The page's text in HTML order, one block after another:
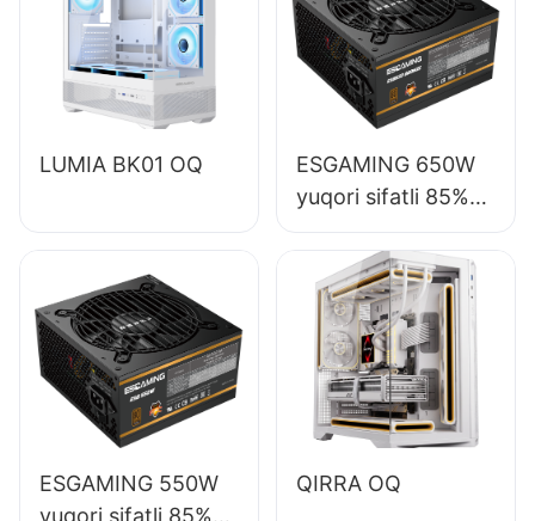
LUMIA BK01 OQ
ESGAMING 650W
yuqori sifatli 85%
samaradorlikli to'liq
modulli 80+ bronza
ish stoli kompyuteri
quvvat manbai
ESB650W
ESGAMING 550W
yuqori sifatli 85%
QIRRA OQ